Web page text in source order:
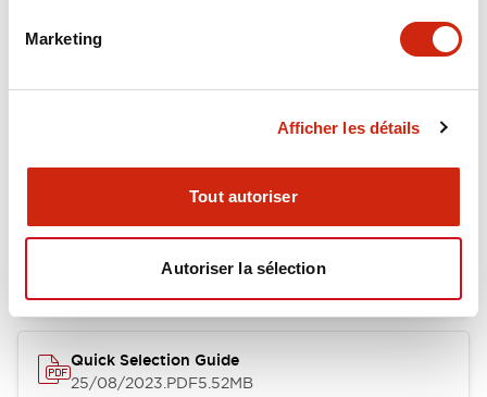
Marketing
Afficher les détails
Tout autoriser
Autoriser la sélection
Documents et fichiers
Fichiers CAO
04/06/2025.PDF148.84KB
Quick Selection Guide
25/08/2023.PDF5.52MB